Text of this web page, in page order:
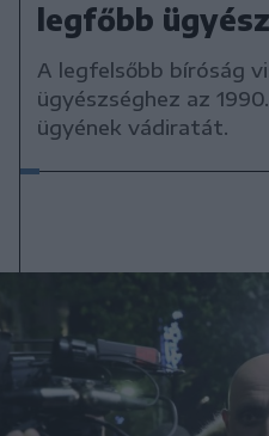
legfőbb
A legfelsőbb bíróság
ügyészséghez az
ügyének vádiratát.